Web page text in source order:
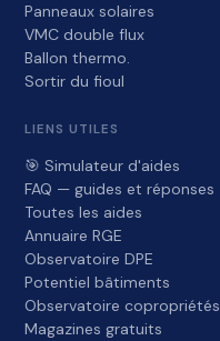
Panneaux solaires
VMC double flux
Ballon thermo.
Sortir du fioul
LIENS UTILES
🎯 Simulateur d'aides
FAQ — guides et réponses
Toutes les aides
Annuaire RGE
Observatoire DPE
Potentiel bâtiments
Observatoire copropriétés
Magazines gratuits